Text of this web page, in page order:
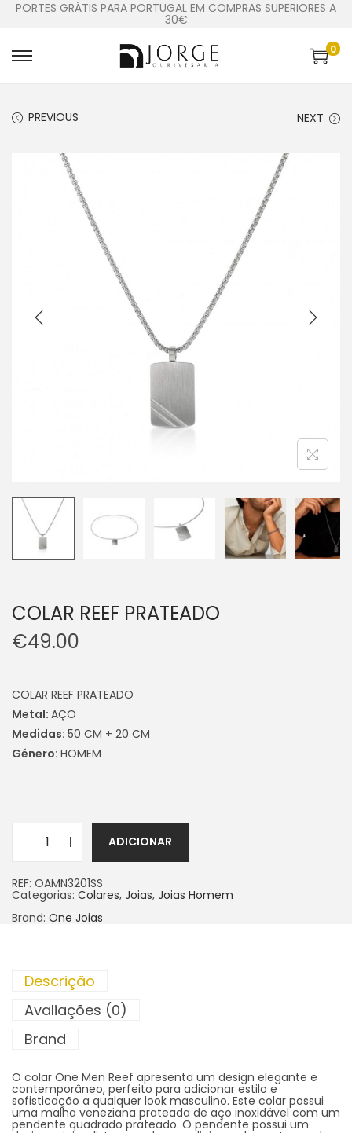
PORTES GRÁTIS PARA PORTUGAL EM COMPRAS SUPERIORES A
30€
0
PREVIOUS NEXT
COLAR REEF PRATEADO
€49.00
COLAR REEF PRATEADO
Metal: AÇO
Medidas: 50 CM + 20 CM
Género: HOMEM
ADICIONAR
REF: OAMN3201SS
Categorias: Colares, Joias, Joias Homem
Brand: One Joias
Descrição
Avaliações (0)
Brand
O colar One Men Reef apresenta um design elegante e
contemporâneo, perfeito para adicionar estilo e
sofisticação a qualquer look masculino. Este colar possui
uma malha veneziana prateada de aço inoxidável com um
pendente quadrado prateado. O pendente possui um